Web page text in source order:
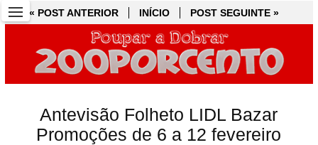
« POST ANTERIOR INÍCIO POST SEGUINTE »
Antevisão Folheto LIDL Bazar
Promoções de 6 a 12 fevereiro
« POST ANTERIOR INÍCIO POST SEGUINTE »